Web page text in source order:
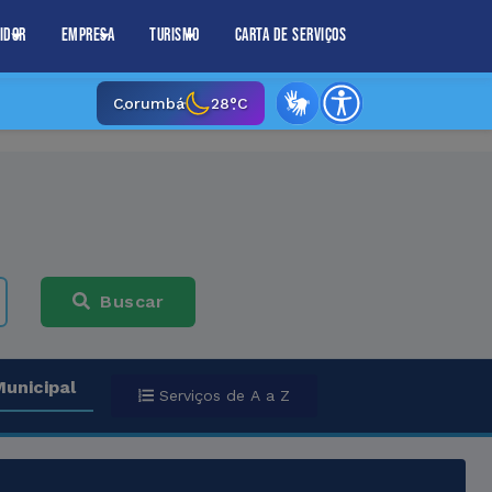
Empresa Turismo Carta de Serviços
Corumbá 28°C
Buscar
Serviços de A a Z